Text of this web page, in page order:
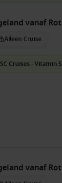
vanaf
Alleen Cruise
Cruises - Vitamin
vanaf